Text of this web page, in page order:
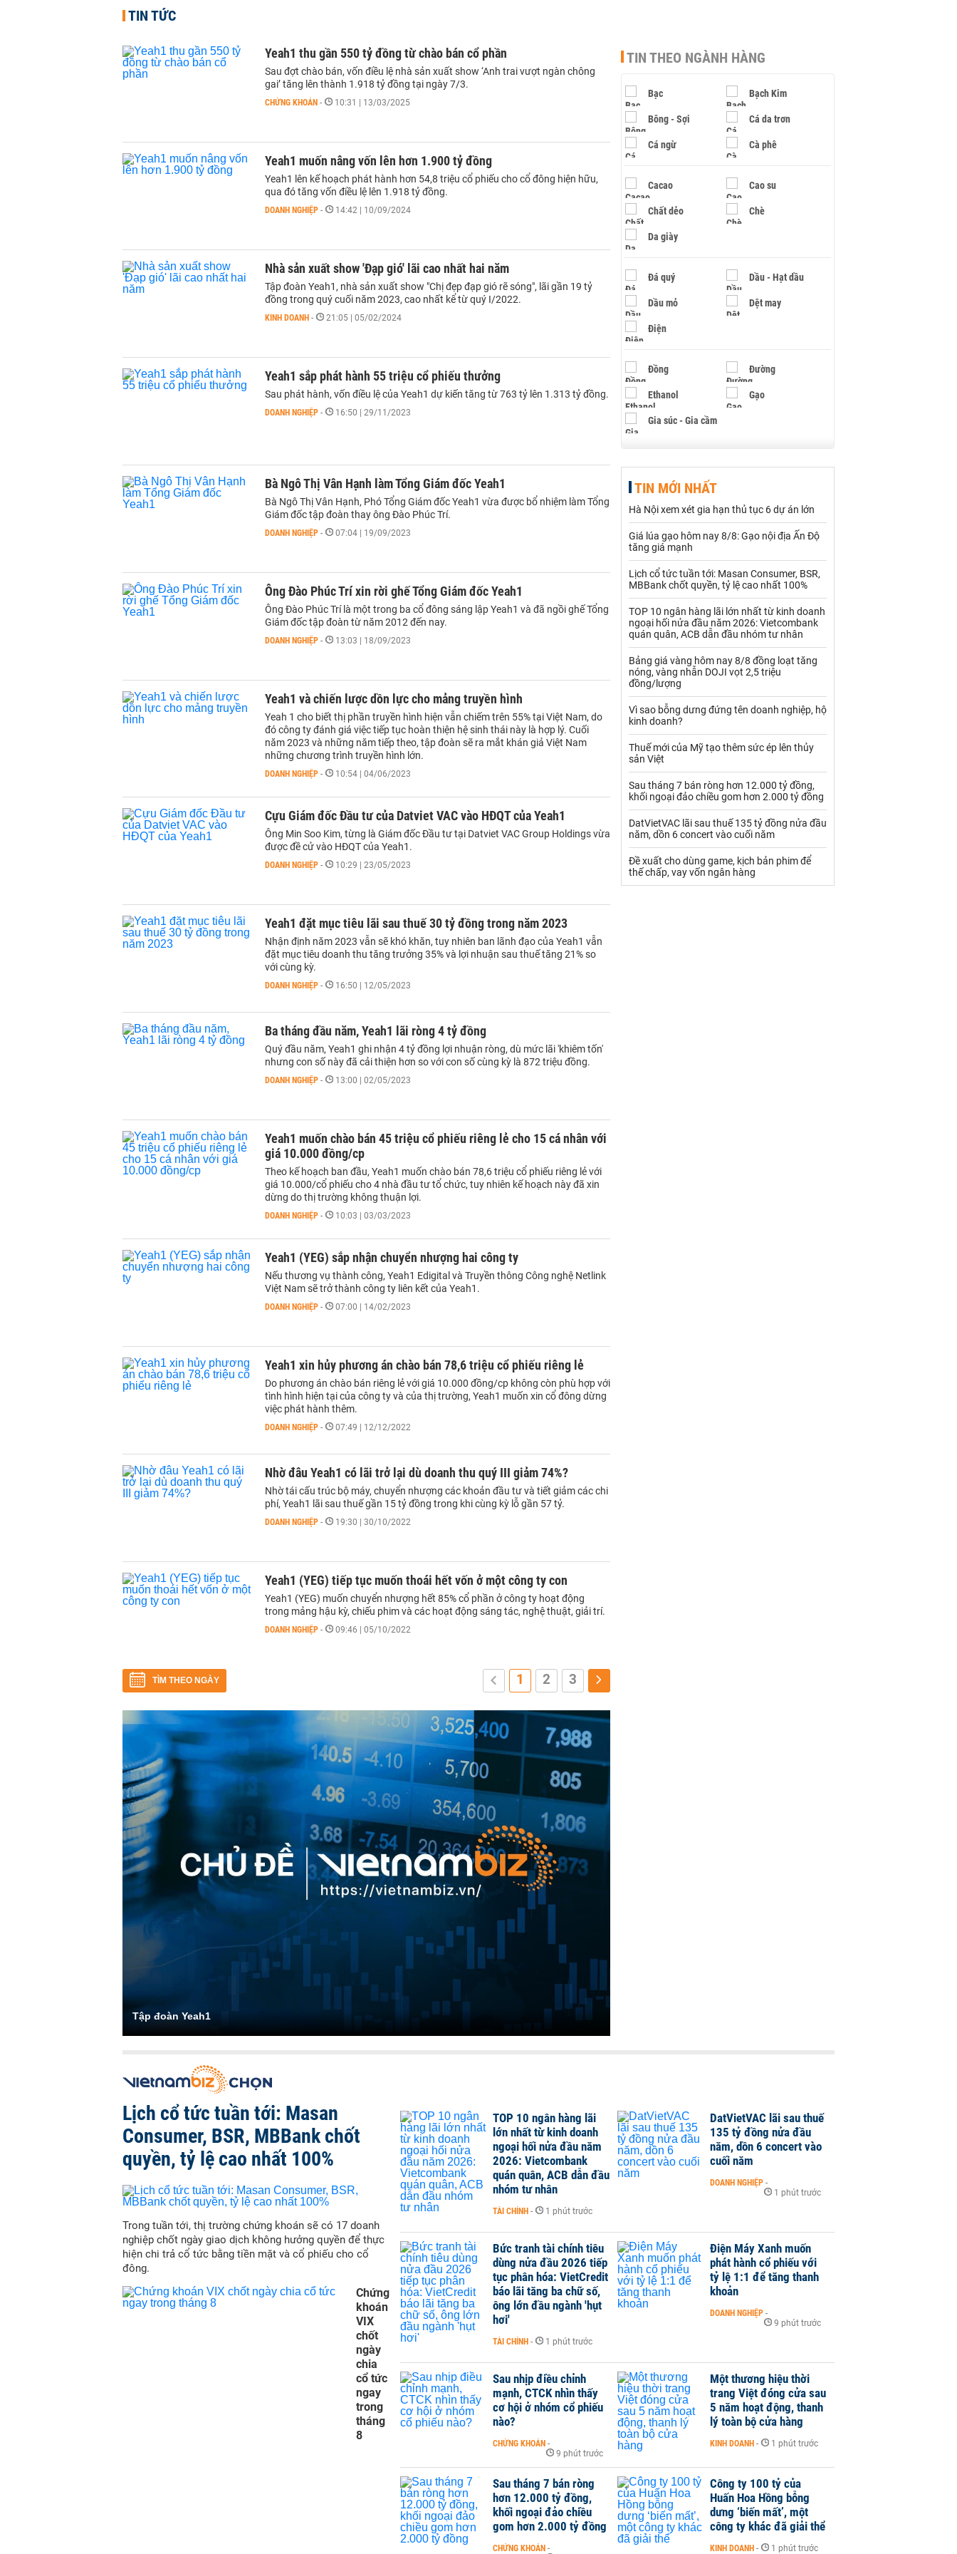
TIN TỨC
Yeah1 thu gần 550 tỷ đồng từ chào bán cổ phần
Sau đợt chào bán, vốn điều lệ nhà sản xuất show ‘Anh trai vượt ngàn chông
gai’ tăng lên thành 1.918 tỷ đồng tại ngày 7/3.
CHỨNG KHOÁN - 10:31 | 13/03/2025
Yeah1 muốn nâng vốn lên hơn 1.900 tỷ đồng
Yeah1 lên kế hoạch phát hành hơn 54,8 triệu cổ phiếu cho cổ đông hiện hữu,
qua đó tăng vốn điều lệ lên 1.918 tỷ đồng.
DOANH NGHIỆP - 14:42 | 10/09/2024
Nhà sản xuất show 'Đạp gió' lãi cao nhất hai năm
Tập đoàn Yeah1, nhà sản xuất show "Chị đẹp đạp gió rẽ sóng", lãi gần 19 tỷ
đồng trong quý cuối năm 2023, cao nhất kể từ quý I/2022.
KINH DOANH - 21:05 | 05/02/2024
Yeah1 sắp phát hành 55 triệu cổ phiếu thưởng
Sau phát hành, vốn điều lệ của Yeah1 dự kiến tăng từ 763 tỷ lên 1.313 tỷ đồng.
DOANH NGHIỆP - 16:50 | 29/11/2023
Bà Ngô Thị Vân Hạnh làm Tổng Giám đốc Yeah1
Bà Ngô Thị Vân Hạnh, Phó Tổng Giám đốc Yeah1 vừa được bổ nhiệm làm Tổng
Giám đốc tập đoàn thay ông Đào Phúc Trí.
DOANH NGHIỆP - 07:04 | 19/09/2023
Ông Đào Phúc Trí xin rời ghế Tổng Giám đốc Yeah1
Ông Đào Phúc Trí là một trong ba cổ đông sáng lập Yeah1 và đã ngồi ghế Tổng
Giám đốc tập đoàn từ năm 2012 đến nay.
DOANH NGHIỆP - 13:03 | 18/09/2023
Yeah1 và chiến lược dồn lực cho mảng truyền hình
Yeah 1 cho biết thị phần truyền hình hiện vẫn chiếm trên 55% tại Việt Nam, do
đó công ty đánh giá việc tiếp tục hoàn thiện hệ sinh thái này là hợp lý. Cuối
năm 2023 và những năm tiếp theo, tập đoàn sẽ ra mắt khán giả Việt Nam
những chương trình truyền hình lớn.
DOANH NGHIỆP - 10:54 | 04/06/2023
Cựu Giám đốc Đầu tư của Datviet VAC vào HĐQT của Yeah1
Ông Min Soo Kim, từng là Giám đốc Đầu tư tại Datviet VAC Group Holdings vừa
được đề cử vào HĐQT của Yeah1.
DOANH NGHIỆP - 10:29 | 23/05/2023
Yeah1 đặt mục tiêu lãi sau thuế 30 tỷ đồng trong năm 2023
Nhận định năm 2023 vẫn sẽ khó khăn, tuy nhiên ban lãnh đạo của Yeah1 vẫn
đặt mục tiêu doanh thu tăng trưởng 35% và lợi nhuận sau thuế tăng 21% so
với cùng kỳ.
DOANH NGHIỆP - 16:50 | 12/05/2023
Ba tháng đầu năm, Yeah1 lãi ròng 4 tỷ đồng
Quý đầu năm, Yeah1 ghi nhận 4 tỷ đồng lợi nhuận ròng, dù mức lãi 'khiêm tốn'
nhưng con số này đã cải thiện hơn so với con số cùng kỳ là 872 triệu đồng.
DOANH NGHIỆP - 13:00 | 02/05/2023
Yeah1 muốn chào bán 45 triệu cổ phiếu riêng lẻ cho 15 cá nhân với
giá 10.000 đồng/cp
Theo kế hoạch ban đầu, Yeah1 muốn chào bán 78,6 triệu cổ phiếu riêng lẻ với
giá 10.000/cổ phiếu cho 4 nhà đầu tư tổ chức, tuy nhiên kế hoạch này đã xin
dừng do thị trường không thuận lợi.
DOANH NGHIỆP - 10:03 | 03/03/2023
Yeah1 (YEG) sắp nhận chuyển nhượng hai công ty
Nếu thương vụ thành công, Yeah1 Edigital và Truyền thông Công nghệ Netlink
Việt Nam sẽ trở thành công ty liên kết của Yeah1.
DOANH NGHIỆP - 07:00 | 14/02/2023
Yeah1 xin hủy phương án chào bán 78,6 triệu cổ phiếu riêng lẻ
Do phương án chào bán riêng lẻ với giá 10.000 đồng/cp không còn phù hợp với
tình hình hiện tại của công ty và của thị trường, Yeah1 muốn xin cổ đông dừng
việc phát hành thêm.
DOANH NGHIỆP - 07:49 | 12/12/2022
Nhờ đâu Yeah1 có lãi trở lại dù doanh thu quý III giảm 74%?
Nhờ tái cấu trúc bộ máy, chuyển nhượng các khoản đầu tư và tiết giảm các chi
phí, Yeah1 lãi sau thuế gần 15 tỷ đồng trong khi cùng kỳ lỗ gần 57 tỷ.
DOANH NGHIỆP - 19:30 | 30/10/2022
Yeah1 (YEG) tiếp tục muốn thoái hết vốn ở một công ty con
Yeah1 (YEG) muốn chuyển nhượng hết 85% cổ phần ở công ty hoạt động
trong mảng hậu kỳ, chiếu phim và các hoạt động sáng tác, nghệ thuật, giải trí.
DOANH NGHIỆP - 09:46 | 05/10/2022
TÌM THEO NGÀY 1 2 3
Tập đoàn Yeah1
TIN THEO NGÀNH HÀNG
Bạc Bạch Kim
Bông - Sợi Cá da trơn
Cá ngừ Cà phê
Cacao Cao su
Chất dẻo Chè
Da giày
Đá quý Dầu - Hạt dầu
Dầu mỏ Dệt may
Điện
Đồng Đường
Ethanol Gạo
Gia súc - Gia cầm
Hạt điều
Khí đốt
Kim loại khác
Muối Ngũ cốc
Palladium Phân bón
Rau - Củ -Quả Sắt thép
Sữa
Than Thức ăn chăn nuôi
Thủy hải sản khác
Vàng
VLXD khác Xăng dầu
Xi măng - Clynker
TIN MỚI NHẤT
Hà Nội xem xét gia hạn thủ tục 6 dự án lớn
Giá lúa gạo hôm nay 8/8: Gạo nội địa Ấn Độ
tăng giá mạnh
Lịch cổ tức tuần tới: Masan Consumer, BSR,
MBBank chốt quyền, tỷ lệ cao nhất 100%
TOP 10 ngân hàng lãi lớn nhất từ kinh doanh
ngoại hối nửa đầu năm 2026: Vietcombank
quán quân, ACB dẫn đầu nhóm tư nhân
Bảng giá vàng hôm nay 8/8 đồng loạt tăng
nóng, vàng nhẫn DOJI vọt 2,5 triệu
đồng/lượng
Vì sao bỗng dưng đứng tên doanh nghiệp, hộ
kinh doanh?
Thuế mới của Mỹ tạo thêm sức ép lên thủy
sản Việt
Sau tháng 7 bán ròng hơn 12.000 tỷ đồng,
khối ngoại đảo chiều gom hơn 2.000 tỷ đồng
DatVietVAC lãi sau thuế 135 tỷ đồng nửa đầu
năm, dồn 6 concert vào cuối năm
Đề xuất cho dùng game, kịch bản phim để
thế chấp, vay vốn ngân hàng
Lịch cổ tức tuần tới: Masan
Consumer, BSR, MBBank chốt
quyền, tỷ lệ cao nhất 100%
Trong tuần tới, thị trường chứng khoán sẽ có 17 doanh
nghiệp chốt ngày giao dịch không hưởng quyền để thực
hiện chi trả cổ tức bằng tiền mặt và cổ phiếu cho cổ
đông.
Chứng
khoán
VIX
chốt
ngày
chia
cổ tức
ngay
trong
tháng
8
TOP 10 ngân hàng lãi
lớn nhất từ kinh doanh
ngoại hối nửa đầu năm
2026: Vietcombank
quán quân, ACB dẫn đầu
nhóm tư nhân
TÀI CHÍNH - 1 phút trước
DatVietVAC lãi sau thuế
135 tỷ đồng nửa đầu
năm, dồn 6 concert vào
cuối năm
DOANH NGHIỆP -
1 phút trước
Bức tranh tài chính tiêu
dùng nửa đầu 2026 tiếp
tục phân hóa: VietCredit
báo lãi tăng ba chữ số,
ông lớn đầu ngành 'hụt
hơi'
TÀI CHÍNH - 1 phút trước
Điện Máy Xanh muốn
phát hành cổ phiếu với
tỷ lệ 1:1 để tăng thanh
khoản
DOANH NGHIỆP -
9 phút trước
Sau nhịp điều chỉnh
mạnh, CTCK nhìn thấy
cơ hội ở nhóm cổ phiếu
nào?
CHỨNG KHOÁN -
9 phút trước
Một thương hiệu thời
trang Việt đóng cửa sau
5 năm hoạt động, thanh
lý toàn bộ cửa hàng
KINH DOANH - 1 phút trước
Sau tháng 7 bán ròng
hơn 12.000 tỷ đồng,
khối ngoại đảo chiều
gom hơn 2.000 tỷ đồng
CHỨNG KHOÁN -
Công ty 100 tỷ của
Huấn Hoa Hồng bỗng
dưng ‘biến mất’, một
công ty khác đã giải thể
KINH DOANH - 1 phút trước